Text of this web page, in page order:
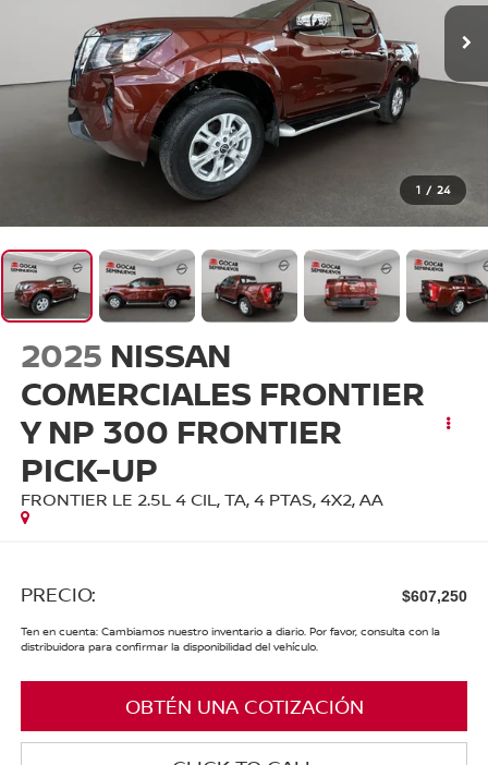
1 / 24
2025 NISSAN
COMERCIALES FRONTIER
Y NP 300 FRONTIER
PICK-UP
FRONTIER LE 2.5L 4 CIL, TA, 4 PTAS, 4X2, AA
PRECIO: $607,250
Ten en cuenta: Cambiamos nuestro inventario a diario. Por favor, consulta con la
distribuidora para confirmar la disponibilidad del vehículo.
OBTÉN UNA COTIZACIÓN